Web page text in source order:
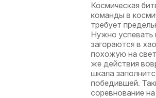
Космическая
команды в
требует
Нужно успевать
загораются в
похожую на
же действия
шкала
победившей.
соревнование